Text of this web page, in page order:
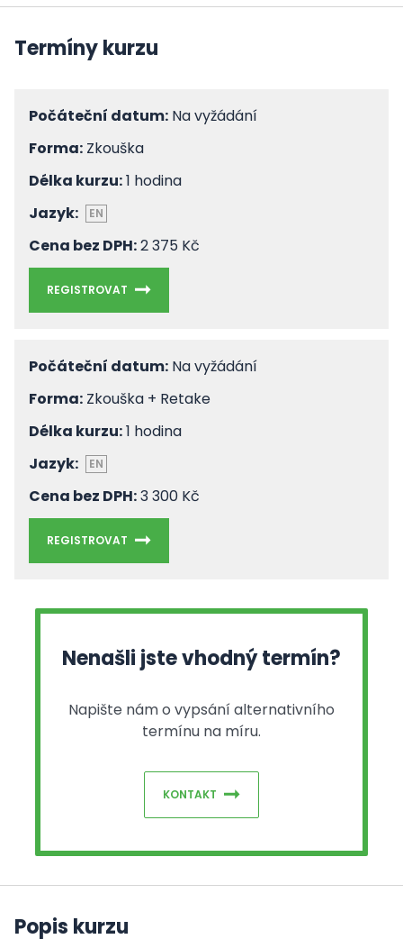
Termíny kurzu
Počáteční datum: Na vyžádání
Forma: Zkouška
Délka kurzu:1 hodina
Jazyk:
EN
Cena bez DPH:2 375 Kč
REGISTROVAT
Počáteční datum: Na vyžádání
Forma: Zkouška + Retake
Délka kurzu:1 hodina
Jazyk:
EN
Cena bez DPH:3 300 Kč
REGISTROVAT
Nenašli jste vhodný termín?
Napište nám o vypsání alternativního
termínu na míru.
KONTAKT
Popis kurzu